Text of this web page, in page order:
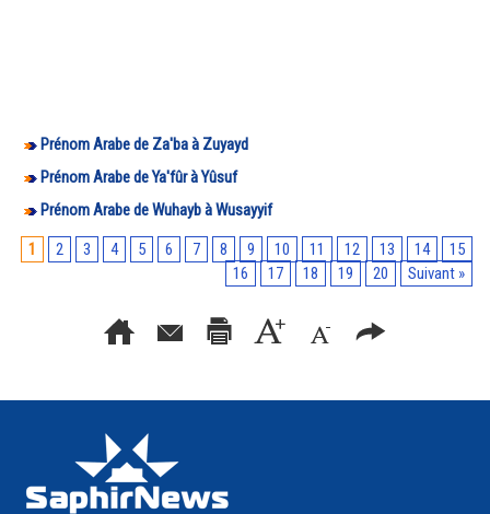
Prénom Arabe de Za'ba à Zuyayd
Prénom Arabe de Ya'fûr à Yûsuf
Prénom Arabe de Wuhayb à Wusayyif
1
2 3 4 5 6 7 8 9 10 11 12 13 14
15
16
17 18 19 20 Suivant »